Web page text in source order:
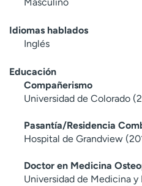
Idiomas hablados
Inglés
Educación
Compañerismo
Universidad de Colorado
Pasantía/Residencia
Hospital de Grandview
Doctor en Medicina
Universidad de Medicina y